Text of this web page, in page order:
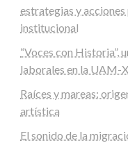
estrategias y
institucional
“Voces con Historia”,
laborales en la UAM-X
Raíces y mareas:
artística
El sonido de la